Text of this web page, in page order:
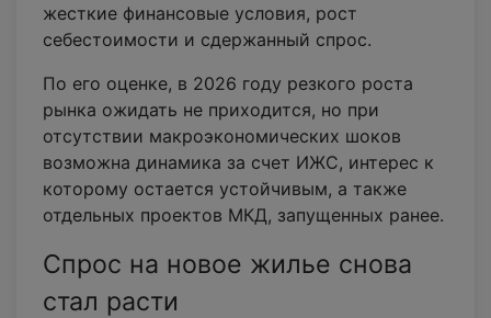
жесткие финансовые условия, рост
себестоимости и сдержанный спрос.
По его оценке, в 2026 году резкого роста
рынка ожидать не приходится, но при
отсутствии макроэкономических шоков
возможна динамика за счет ИЖС, интерес к
которому остается устойчивым, а также
отдельных проектов МКД, запущенных ранее.
Спрос на новое жилье снова
стал расти